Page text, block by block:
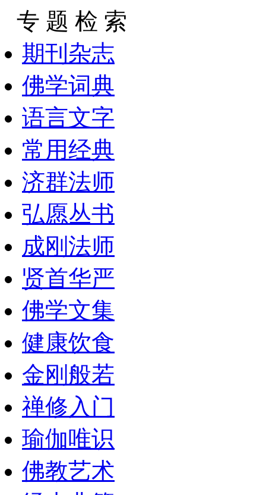
专 题 检 索
期刊杂志
佛学词典
语言文字
常用经典
济群法师
弘愿丛书
成刚法师
贤首华严
佛学文集
健康饮食
金刚般若
禅修入门
瑜伽唯识
佛教艺术